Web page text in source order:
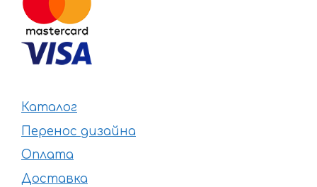
Каталог
Перенос дизайна
Оплата
Доставка